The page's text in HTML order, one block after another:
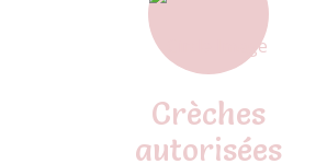
Crèches
autorisées